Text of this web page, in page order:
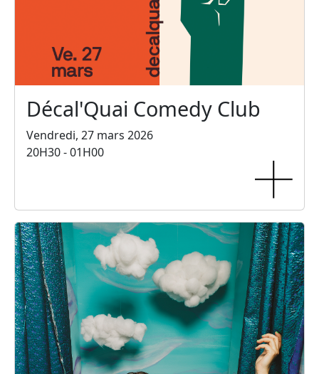
Décal'Quai Comedy Club
Vendredi, 27 mars 2026
20H30 - 01H00